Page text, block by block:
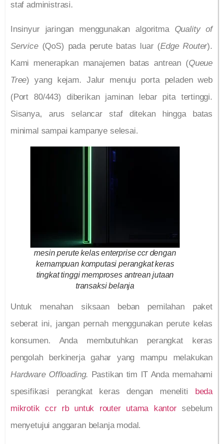
staf administrasi.
Insinyur jaringan menggunakan algoritma Quality of
Service(QoS) pada perute batas luar (Edge Router).
Kami menerapkan manajemen batas antrean (Queue
Tree) yang kejam. Jalur menuju porta peladen web
(Port 80/443) diberikan jaminan lebar pita tertinggi.
Sisanya, arus selancar staf ditekan hingga batas
minimal sampai kampanye selesai.
mesin perute kelas enterprise ccr dengan
kemampuan komputasi perangkat keras
tingkat tinggi memproses antrean jutaan
transaksi belanja
Untuk menahan siksaan beban pemilahan paket
seberat ini, jangan pernah menggunakan perute kelas
konsumen. Anda membutuhkan perangkat keras
pengolah berkinerja gahar yang mampu melakukan
Hardware Offloading. Pastikan tim IT Anda memahami
spesifikasi perangkat keras dengan meneliti
beda
mikrotik ccr rb untuk router utama kantorsebelum
menyetujui anggaran belanja modal.